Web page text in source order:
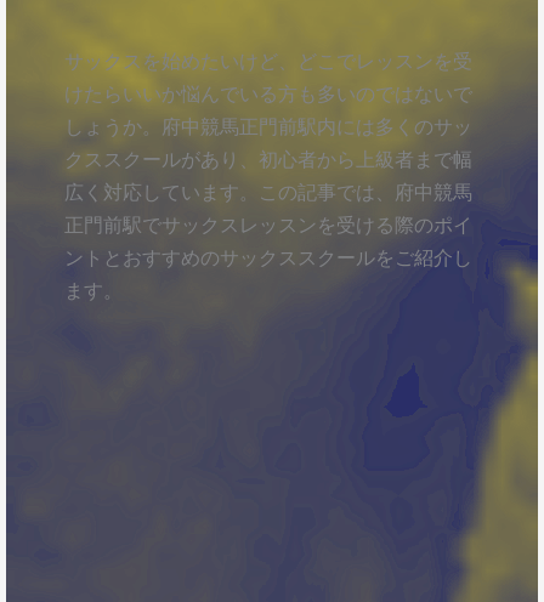
サックスを始めたいけど、どこでレッスンを受
けたらいいか悩んでいる方も多いのではないで
しょうか。府中競馬正門前駅内には多くのサッ
クススクールがあり、初心者から上級者まで幅
広く対応しています。この記事では、府中競馬
正門前駅でサックスレッスンを受ける際のポイ
ントとおすすめのサックススクールをご紹介し
ます。